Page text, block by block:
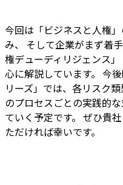
今回は「ビジネスと人権
み、 そして企業がまず着
権デューディリジェンス
心に解説しています。 今
リーズ」では、各リスク
のプロセスごとの実践的
ていく予定です。 ぜひ貴
ただければ幸いです。